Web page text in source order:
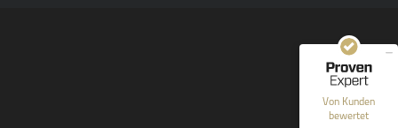
Von Kunden
bewertet
40
Bewertungen auf
ProvenExpert.com